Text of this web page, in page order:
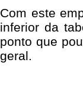
Com este
inferior da
ponto que
geral.